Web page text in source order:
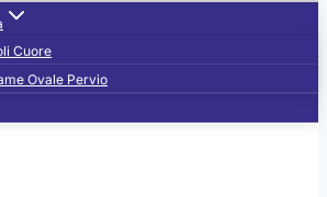
Cuore
Ovale Pervio